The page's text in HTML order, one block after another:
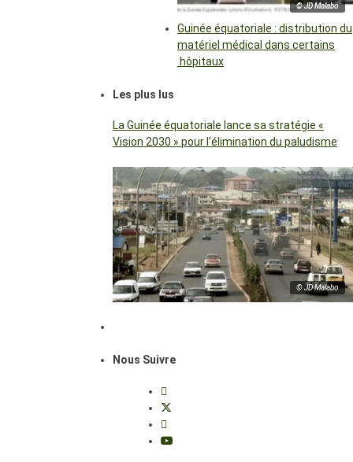
© JD Malabo
Guinée équatoriale : distribution du
matériel médical dans certains
hôpitaux
Les plus lus
La Guinée équatoriale lance sa stratégie «
Vision 2030 » pour l’élimination du paludisme
© JD Malabo
Nous Suivre